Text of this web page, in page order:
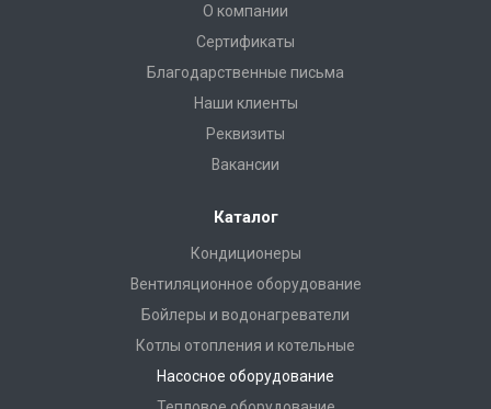
О компании
Сертификаты
Благодарственные письма
Наши клиенты
Реквизиты
Вакансии
Каталог
Кондиционеры
Вентиляционное оборудование
Бойлеры и водонагреватели
Котлы отопления и котельные
Насосное оборудование